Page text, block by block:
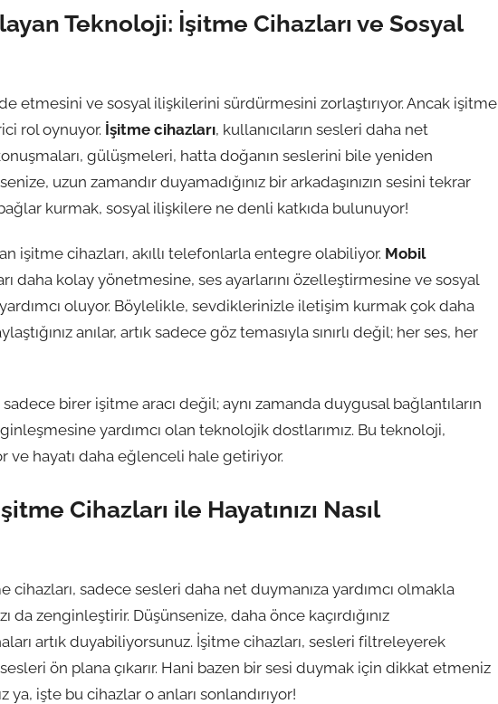
Teknoloji: İşitme Cihazları ve Sosyal
etmesini ve sosyal ilişkilerini sürdürmesini zorlaştırıyor. Ancak işitme
rol oynuyor. İşitme cihazları, kullanıcıların sesleri daha net
gülüşmeleri, hatta doğanın seslerini bile yeniden
uzun zamandır duyamadığınız bir arkadaşınızın sesini tekrar
kurmak, sosyal ilişkilere ne denli katkıda bulunuyor!
işitme cihazları, akıllı telefonlarla entegre olabiliyor. Mobil
daha kolay yönetmesine, ses ayarlarını özelleştirmesine ve sosyal
oluyor. Böylelikle, sevdiklerinizle iletişim kurmak çok daha
anılar, artık sadece göz temasıyla sınırlı değil; her ses, her
birer işitme aracı değil; aynı zamanda duygusal bağlantıların
yardımcı olan teknolojik dostlarımız. Bu teknoloji,
ve hayatı daha eğlenceli hale getiriyor.
Cihazları ile Hayatınızı Nasıl
sadece sesleri daha net duymanıza yardımcı olmakla
da zenginleştirir. Düşünsenize, daha önce kaçırdığınız
artık duyabiliyorsunuz. İşitme cihazları, sesleri filtreleyerek
ön plana çıkarır. Hani bazen bir sesi duymak için dikkat etmeniz
işte bu cihazlar o anları sonlandırıyor!